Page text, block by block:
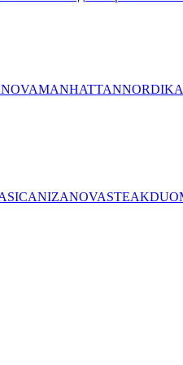
NOVAMANHATTANNORDIKA
NIZANOVASTEAKDUO